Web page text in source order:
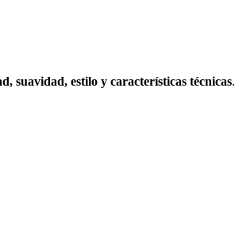
suavidad, estilo y características técnicas.